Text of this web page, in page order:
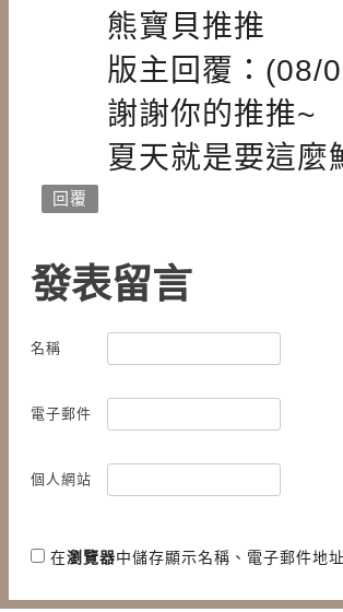
熊寶貝推推
版主回覆：(08/
謝謝你的推推~
夏天就是要這麼
回覆
發表留言
名稱
電子郵件
個人網站
在瀏覽器中儲存顯示名稱、電子郵件地
用電子郵件通知我後續的迴響。